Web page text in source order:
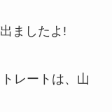
ましたよ!
レートは、山